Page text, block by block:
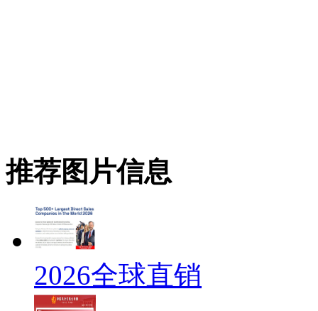
推荐图片信息
2026全球直销